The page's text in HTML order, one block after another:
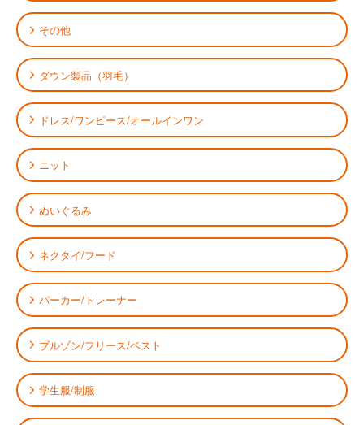
その他
ダウン製品（羽毛）
ドレス/ワンピース/オールインワン
ニット
ぬいぐるみ
ネクタイ/フード
パーカー/トレーナー
ブルゾン/フリース/ベスト
学生服/制服